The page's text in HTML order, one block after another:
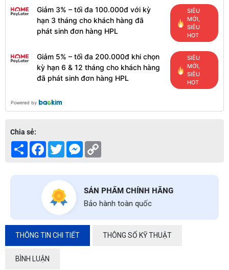
Giảm 3% – tối đa 100.000đ với kỳ
hạn 3 tháng cho khách hàng đã
phát sinh đơn hàng HPL
SIÊU
MỚI,
SIÊU
HOT
Giảm 5% – tối đa 200.000đ khi chọn
kỳ hạn 6 & 12 tháng cho khách hàng
đã phát sinh đơn hàng HPL
SIÊU
MỚI,
SIÊU
HOT
Powered by
Chia sẻ:
Share Facebook
TwitterMessenger
SẢN PHẨM CHÍNH HÃNG
Bảo hành toàn quốc
THÔNG TIN CHI TIẾT THÔNG SỐ KỸ THUẬT
BÌNH LUẬN